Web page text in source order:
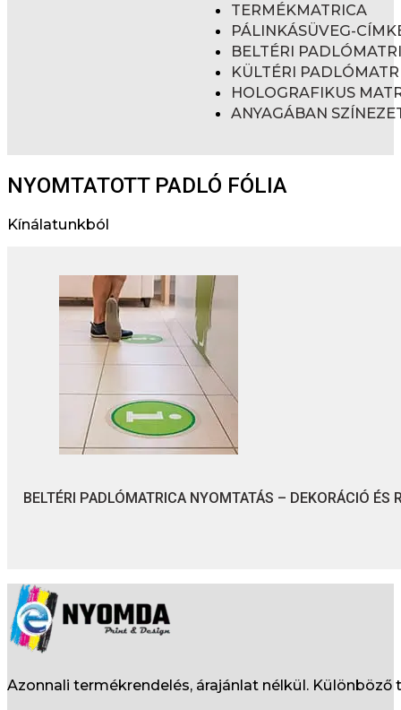
TERMÉKMATRICA
PÁLINKÁSÜVEG-
BELTÉRI
KÜLTÉRI
HOLOGRAFIKUS
ANYAGÁBAN
NYOMTATOTT PADLÓ FÓLIA
Kínálatunkból
BELTÉRI PADLÓMATRICA NYOMTATÁS – DEKORÁCIÓ ÉS
Azonnali termékrendelés, árajánlat nélkül.